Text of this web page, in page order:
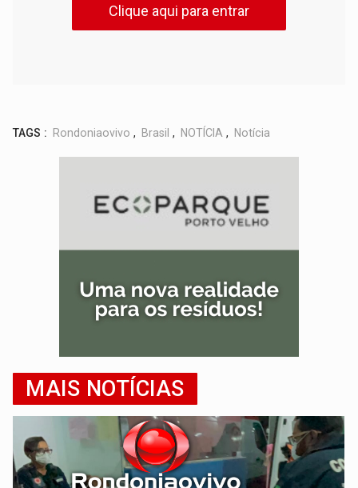
Clique aqui para entrar
TAGS : Rondoniaovivo , Brasil , NOTÍCIA , Notícia
MAIS NOTÍCIAS